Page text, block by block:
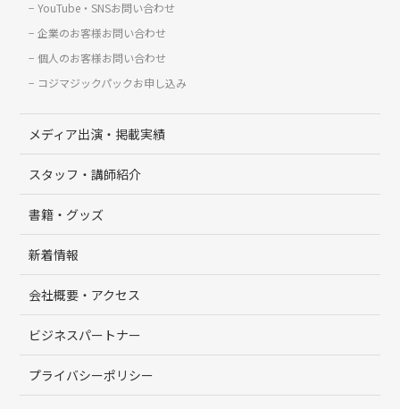
YouTube・SNSお問い合わせ
企業のお客様お問い合わせ
個人のお客様お問い合わせ
コジマジックパックお申し込み
メディア出演・掲載実績
スタッフ・講師紹介
書籍・グッズ
新着情報
会社概要・アクセス
ビジネスパートナー
プライバシーポリシー